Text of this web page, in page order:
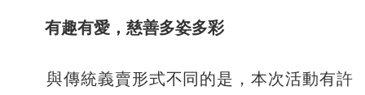
有趣有愛，慈善多姿多彩
與傳統義賣形式不同的是，本次活動有許